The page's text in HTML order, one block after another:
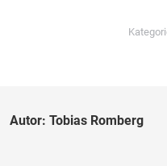
Autor: Tobias Romberg